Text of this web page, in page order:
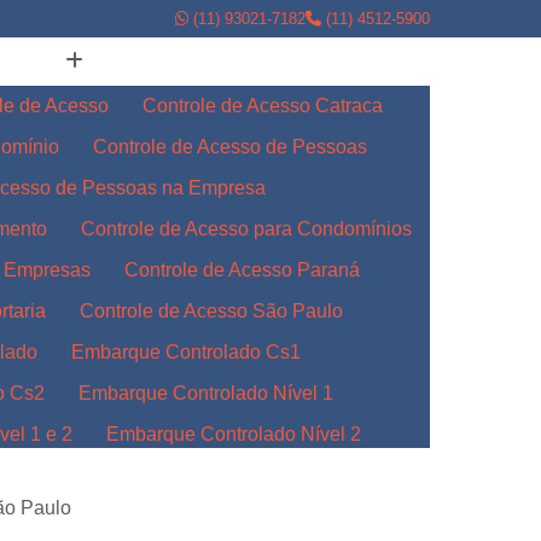
(11) 93021-7182 (11) 4512-5900
de Acesso
Controle de Acesso Catraca
Controle de Acesso de Pessoas
de Pessoas na Empresa
Controle de Acesso para Condomínios
Controle de Acesso Paraná
Controle de Acesso São Paulo
Embarque Controlado Cs1
Cs2
Embarque Controlado Nível 1
1 e 2
Embarque Controlado Nível 2
Paulo